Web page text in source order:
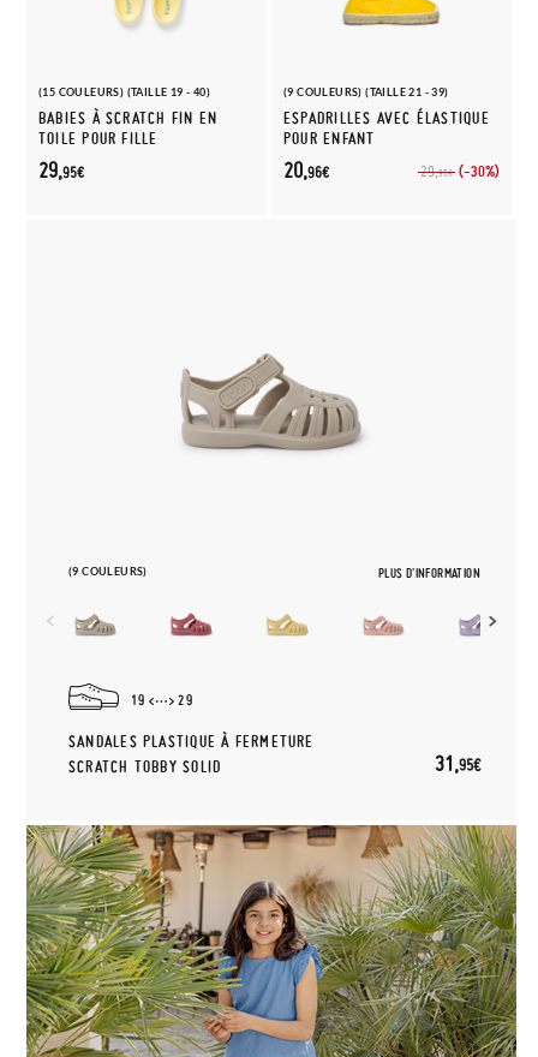
(15 COULEURS) (TAILLE 19 - 40)
BABIES À SCRATCH FIN EN
TOILE POUR FILLE
29,95€
(9 COULEURS) (TAILLE 21 - 39)
ESPADRILLES AVEC ÉLASTIQUE
POUR ENFANT
29,95€ (-30%)
20,96€
(9 COULEURS) PLUS D'INFORMATION
19 29
SANDALES PLASTIQUE À FERMETURE
SCRATCH TOBBY SOLID
31,95€